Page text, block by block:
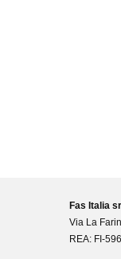
Fas Italia
Via La
REA: FI-